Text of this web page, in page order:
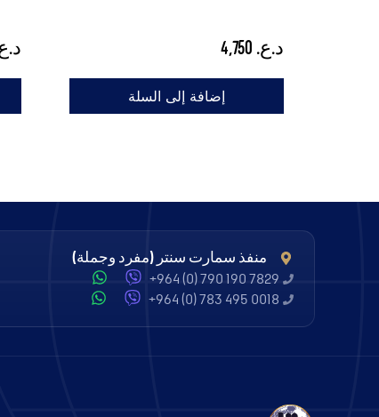
د.ع.
إضافة إلى السلة
منفذ سمارت سنتر (مفرد وجملة)
+964 (0) 790 190 7829
+964 (0) 783 495 0018